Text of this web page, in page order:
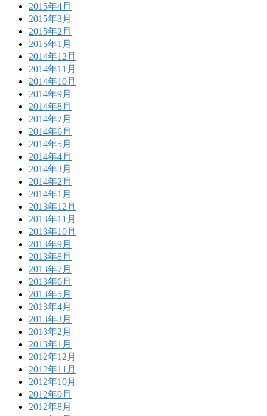
2015年4月
2015年3月
2015年2月
2015年1月
2014年12月
2014年11月
2014年10月
2014年9月
2014年8月
2014年7月
2014年6月
2014年5月
2014年4月
2014年3月
2014年2月
2014年1月
2013年12月
2013年11月
2013年10月
2013年9月
2013年8月
2013年7月
2013年6月
2013年5月
2013年4月
2013年3月
2013年2月
2013年1月
2012年12月
2012年11月
2012年10月
2012年9月
2012年8月